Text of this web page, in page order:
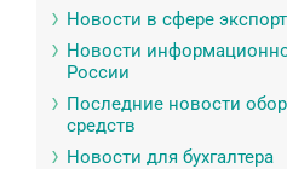
Новости в сфере
Новости
России
Последние новости
средств
Новости для бухгалтера